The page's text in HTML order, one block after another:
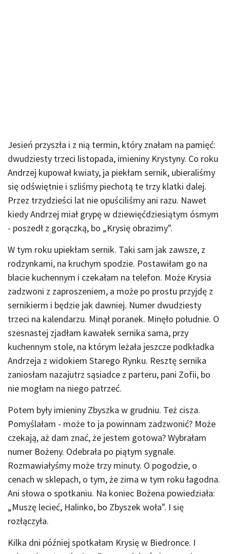
Jesień przyszła i z nią termin, który znałam na pamięć:
dwudziesty trzeci listopada, imieniny Krystyny. Co roku
Andrzej kupował kwiaty, ja piekłam sernik, ubieraliśmy
się odświętnie i szliśmy piechotą te trzy klatki dalej.
Przez trzydzieści lat nie opuściliśmy ani razu. Nawet
kiedy Andrzej miał grypę w dziewięćdziesiątym ósmym
- poszedł z gorączką, bo „Krysię obrazimy".
W tym roku upiekłam sernik. Taki sam jak zawsze, z
rodzynkami, na kruchym spodzie. Postawiłam go na
blacie kuchennym i czekałam na telefon. Może Krysia
zadzwoni z zaproszeniem, a może po prostu przyjdę z
sernikierm i będzie jak dawniej. Numer dwudziesty
trzeci na kalendarzu. Minął poranek. Minęło południe. O
szesnastej zjadłam kawałek sernika sama, przy
kuchennym stole, na którym leżała jeszcze podkładka
Andrzeja z widokiem Starego Rynku. Resztę sernika
zaniosłam nazajutrz sąsiadce z parteru, pani Zofii, bo
nie mogłam na niego patrzeć.
Potem były imieniny Zbyszka w grudniu. Też cisza.
Pomyślałam - może to ja powinnam zadzwonić? Może
czekają, aż dam znać, że jestem gotowa? Wybrałam
numer Bożeny. Odebrała po piątym sygnale.
Rozmawiałyśmy może trzy minuty. O pogodzie, o
cenach w sklepach, o tym, że zima w tym roku łagodna.
Ani słowa o spotkaniu. Na koniec Bożena powiedziała:
„Muszę lecieć, Halinko, bo Zbyszek woła". I się
rozłączyła.
Kilka dni później spotkałam Krysię w Biedronce. I